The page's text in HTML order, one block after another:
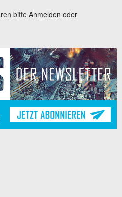
bitte Anmelden oder